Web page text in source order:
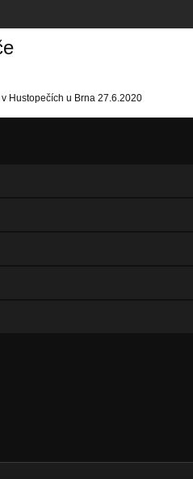
Hustopečích u Brna 27.6.2020